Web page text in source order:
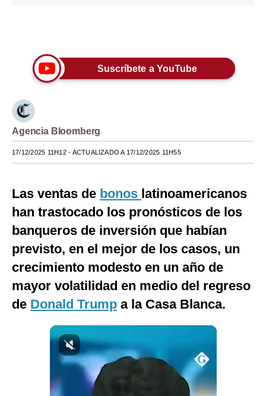
EEUU
México
España
Club del Suscriptor
Mix
G de Gestión
Notas Contratadas
Podcast
Gestión TV
Suscríbete a YouTube
Agencia Bloomberg
17/12/2025 11H12- ACTUALIZADO A 17/12/2025 11H55
Las ventas de bonos latinoamericanos
han trastocado los pronósticos de los
banqueros de inversión que habían
previsto, en el mejor de los casos, un
crecimiento modesto en un año de
mayor volatilidad en medio del regreso
de Donald Trump a la Casa Blanca.